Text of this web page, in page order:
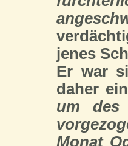
jenes
Er war
daher
um des
Monat